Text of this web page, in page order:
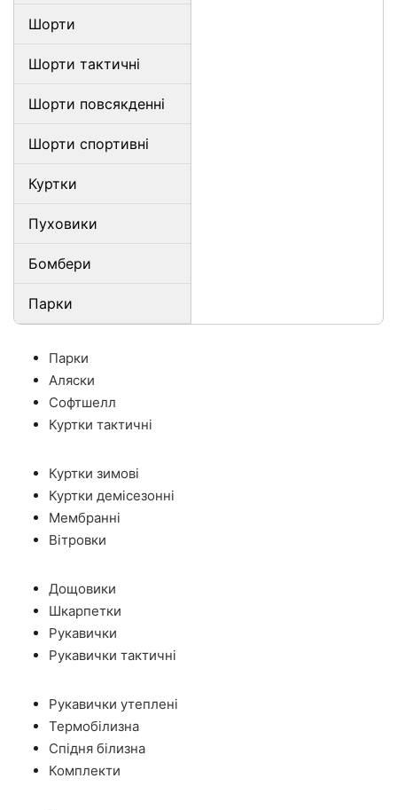
Шорти
Шорти тактичні
Шорти повсякденні
Шорти спортивні
Куртки
Пуховики
Бомбери
Парки
Парки
Аляски
Софтшелл
Куртки тактичні
Куртки зимові
Куртки демісезонні
Мембранні
Вітровки
Дощовики
Шкарпетки
Рукавички
Рукавички тактичні
Рукавички утеплені
Термобілизна
Спідня білизна
Комплекти